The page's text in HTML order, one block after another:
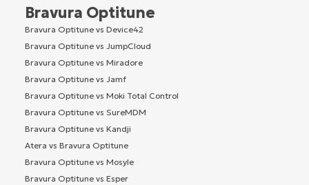
Bravura Optitune
Bravura Optitune vs Device42
Bravura Optitune vs JumpCloud
Bravura Optitune vs Miradore
Bravura Optitune vs Jamf
Bravura Optitune vs Moki Total Control
Bravura Optitune vs SureMDM
Bravura Optitune vs Kandji
Atera vs Bravura Optitune
Bravura Optitune vs Mosyle
Bravura Optitune vs Esper